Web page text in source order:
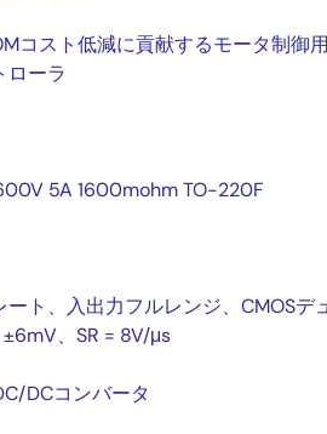
コスト低減に貢献するモータ制御
ローラ
5A 1600mohm TO-220F
ト、入出力フルレンジ、CMOSデ
、SR = 8V/μs
DCコンバータ